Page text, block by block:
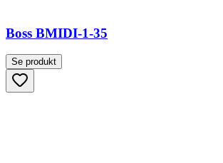
Boss BMIDI-1-35
Se produkt